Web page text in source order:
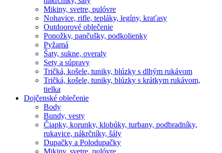
Mikiny, svetre, pulóvre
Nohavice, rifle, tepláky, legíny, kraťasy
Outdoorové oblečenie
Ponožky, pančušky, podkolienky
Pyžamá
Šaty, sukne, overaly
Sety a súpravy
Tričká, košele, tuniky, blúzky s dlhým rukávom
Tričká, košele, tuniky, blúzky s krátkym rukávom,
tielka
Dojčenské oblečenie
Body
Bundy, vesty
Čiapky, korunky, klobúky, turbany, podbradníky,
rukavice, nákrčníky, šály
Dupačky a Polodupačky